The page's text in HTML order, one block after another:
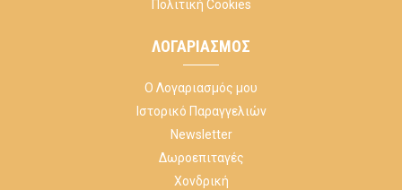
Πολιτική Cookies
ΛΟΓΑΡΙΑΣΜΌΣ
Ο Λογαριασμός μου
Ιστορικό Παραγγελιών
Newsletter
Δωροεπιταγές
Χονδρική